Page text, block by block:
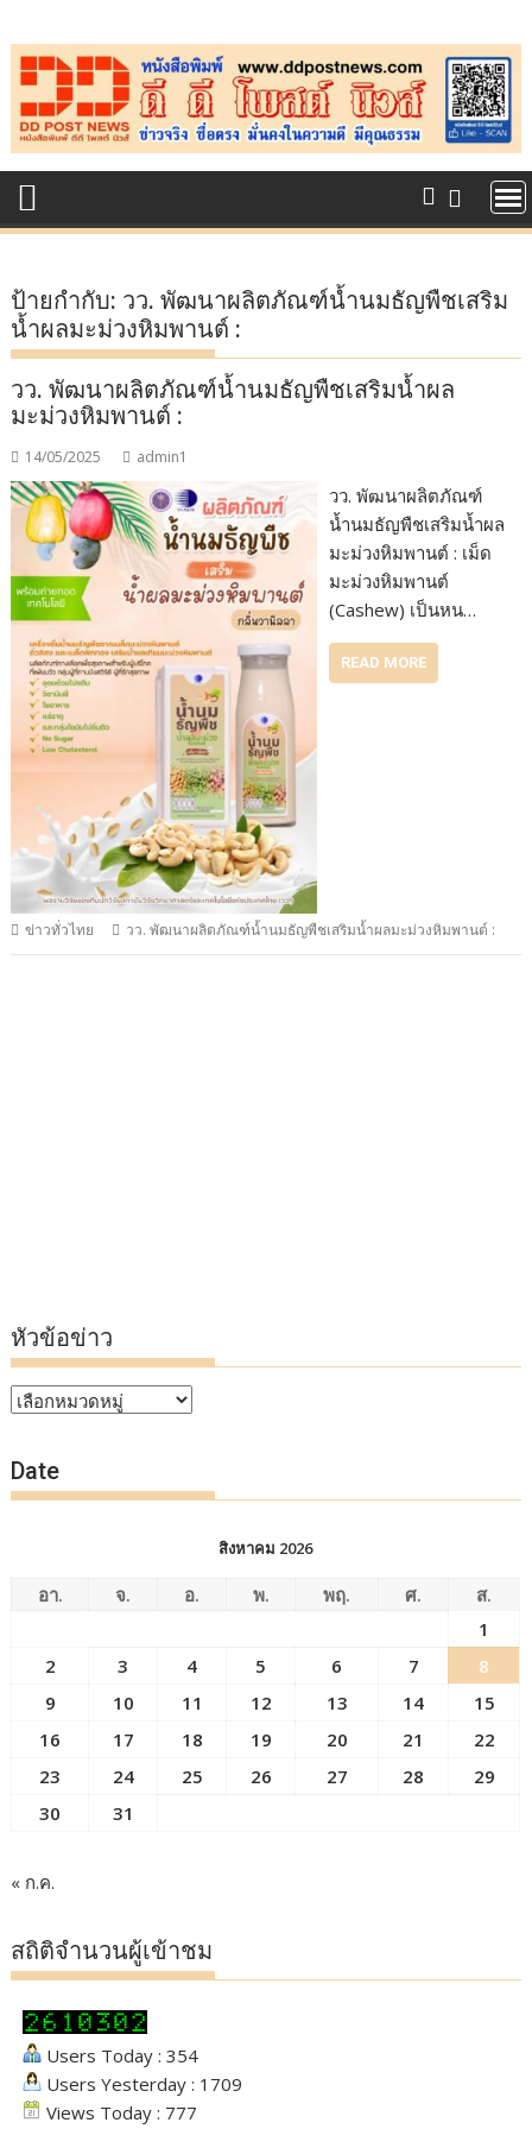
to
content
ป้ายกำกับ: วว. พัฒนาผลิตภัณฑ์น้ำนมธัญพืชเสริม
น้ำผลมะม่วงหิมพานต์ :
วว. พัฒนาผลิตภัณฑ์น้ำนมธัญพืชเสริมน้ำผล
มะม่วงหิมพานต์ :
14/05/2025 admin1
วว. พัฒนาผลิตภัณฑ์
น้ำนมธัญพืชเสริมน้ำผล
มะม่วงหิมพานต์ : เม็ด
มะม่วงหิมพานต์
(Cashew) เป็นหน…
READ MORE
ข่าวทั่วไทย วว. พัฒนาผลิตภัณฑ์น้ำนมธัญพืชเสริมน้ำผลมะม่วงหิมพานต์ :
หัวข้อข่าว
หัวข้อ
Date
สิงหาคม 2026
อา. จ. อ. พ. พฤ. ศ.
ส.
1
2
3 4 5 6 7
8
9
10 11 12 13 14
15
16
17 18 19 20 21
22
23
24 25 26 27 28
29
30
31
« ก.ค.
สถิติจำนวนผู้เข้าชม
Users Today : 354
Users Yesterday : 1709
Views Today : 777